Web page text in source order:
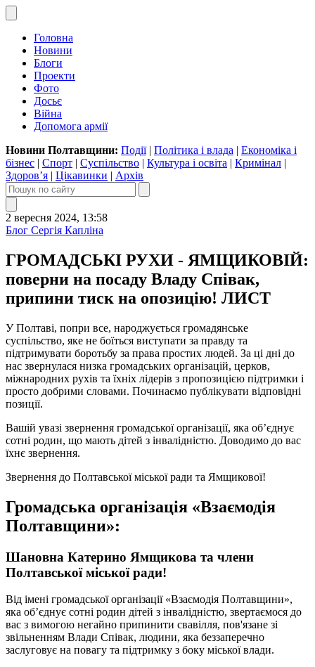
Головна
Новини
Блоги
Проекти
Фото
Досьє
Війна
Допомога армії
Новини Полтавщини: Події| Політика і влада | Економіка і
бізнес | Спорт | Суспільство | Культура і освіта | Кримінал |
Здоров’я | Цікавинки | Архів
2 вересня 2024, 13:58
Блог Сергія Капліна
ГРОМАДСЬКІ РУХИ - ЯМЩИКОВІЙ:
поверни на посаду Владу Співак,
припини тиск на опозицію! ЛИСТ
У Полтаві, попри все, народжується громадянське
суспільство, яке не боїться виступати за правду та
підтримувати боротьбу за права простих людей. За ці дні до
нас звернулася низка громадських організацій, церков,
міжнародних рухів та їхніх лідерів з пропозицією підтримки і
просто добрими словами. Починаємо публікувати відповідні
позиції.
Вашій увазі звернення громадської організації, яка об’єднує
сотні родин, що мають дітей з інвалідністю. Доводимо до вас
їхнє звернення.
Звернення до Полтавської міської ради та Ямщикової!
Громадська організація «Взаємодія
Полтавщини»:
Шановна Катерино Ямщикова та члени
Полтавської міської ради!
Від імені громадської організації «Взаємодія Полтавщини»,
яка об’єднує сотні родин дітей з інвалідністю, звертаємося до
вас з вимогою негайно припинити свавілля, пов'язане зі
звільненням Влади Співак, людини, яка беззаперечно
заслуговує на повагу та підтримку з боку міської влади.